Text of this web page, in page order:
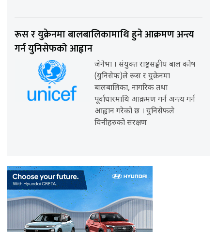
रूस र युक्रेनमा बालबालिकामाथि हुने आक्रमण अन्त्य
गर्न युनिसेफको आह्वान
जेनेभा । संयुक्त राष्ट्रसङ्घीय बाल कोष
(युनिसेफ)ले रूस र युक्रेनमा
बालबालिका, नागरिक तथा
पूर्वाधारमाथि आक्रमण गर्न अन्त्य गर्न
आह्वान गरेको छ । युनिसेफले
यिनीहरुको संरक्षण